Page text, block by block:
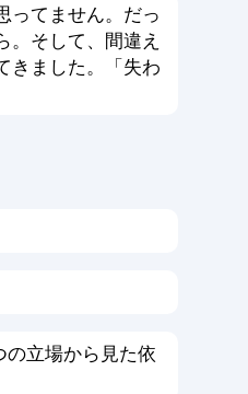
ってません。だっ
。そして、間違え
きました。「失わ
立場から見た依